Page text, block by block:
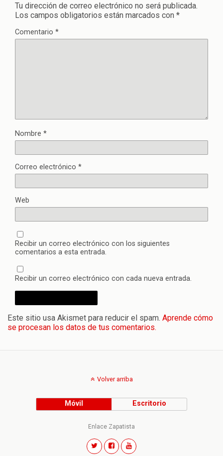
Tu dirección de correo electrónico no será publicada.
Los campos obligatorios están marcados con *
Comentario *
Nombre *
Correo electrónico *
Web
Recibir un correo electrónico con los siguientes
comentarios a esta entrada.
Recibir un correo electrónico con cada nueva entrada.
Este sitio usa Akismet para reducir el spam. Aprende cómo
se procesan los datos de tus comentarios.
Volver arriba
Móvil Escritorio
Enlace Zapatista